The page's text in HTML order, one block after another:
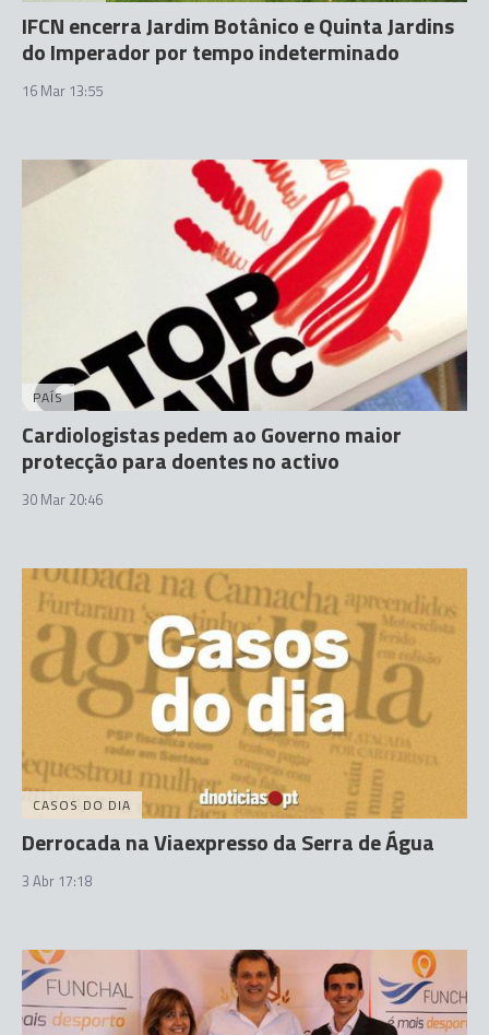
IFCN encerra Jardim Botânico e Quinta Jardins
do Imperador por tempo indeterminado
16 Mar 13:55
PAÍS
Cardiologistas pedem ao Governo maior
protecção para doentes no activo
30 Mar 20:46
CASOS DO DIA
Derrocada na Viaexpresso da Serra de Água
3 Abr 17:18